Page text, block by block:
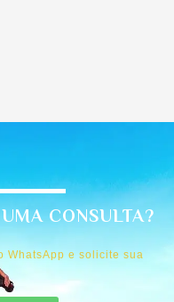
CONSULTA?
WhatsApp e solicite sua